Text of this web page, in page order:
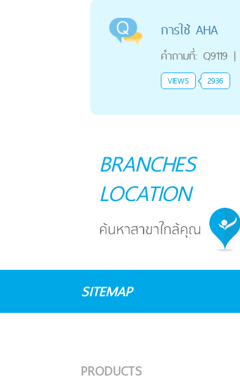
การใช้ AHA
คำถามที่: Q9119 |
VIEWS 2936
BRANCHES
LOCATION
SITEMAP
PRODUCTS